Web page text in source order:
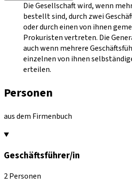
Die Gesellschaft wird, wenn
bestellt sind, durch zwei
oder durch einen von ihnen
Prokuristen vertreten. Die
auch wenn mehrere
einzelnen von ihnen
erteilen.
Personen
aus dem Firmenbuch
Geschäftsführer/in
2 Personen